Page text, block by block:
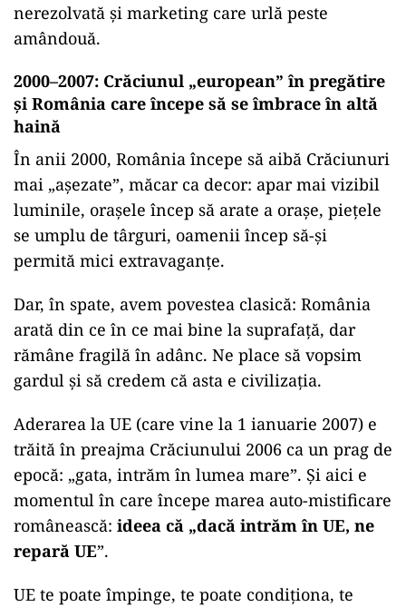
nerezolvată și marketing care urlă peste
amândouă.
2000–2007: Crăciunul „european” în pregătire
și România care începe să se îmbrace în altă
haină
În anii 2000, România începe să aibă Crăciunuri
mai „așezate”, măcar ca decor: apar mai vizibil
luminile, orașele încep să arate a orașe, piețele
se umplu de târguri, oamenii încep să-și
permită mici extravaganțe.
Dar, în spate, avem povestea clasică: România
arată din ce în ce mai bine la suprafață, dar
rămâne fragilă în adânc. Ne place să vopsim
gardul și să credem că asta e civilizația.
Aderarea la UE (care vine la 1 ianuarie 2007) e
trăită în preajma Crăciunului 2006 ca un prag de
epocă: „gata, intrăm în lumea mare”. Și aici e
momentul în care începe marea auto-mistificare
românească: ideea că „dacă intrăm în UE, ne
repară UE”.
UE te poate împinge, te poate condiționa, te